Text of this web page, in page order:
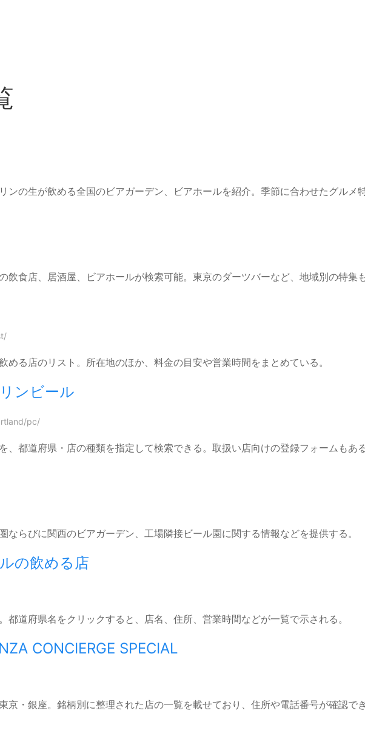
ンの生が飲める全国のビアガーデン、ビアホールを紹介。季節に合わせたグルメ特
飲食店、居酒屋、ビアホールが検索可能。東京のダーツバーなど、地域別の特集
める店のリスト。所在地のほか、料金の目安や営業時間をまとめている。
ンビール
pc/
、都道府県・店の種類を指定して検索できる。取扱い店向けの登録フォームもある
ならびに関西のビアガーデン、工場隣接ビール園に関する情報などを提供する。
の飲める店
都道府県名をクリックすると、店名、住所、営業時間などが一覧で示される。
CONCIERGE SPECIAL
京・銀座。銘柄別に整理された店の一覧を載せており、住所や電話番号が確認でき